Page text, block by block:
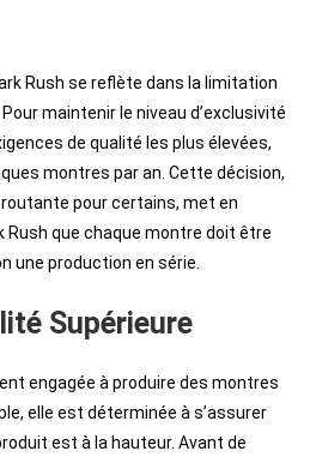
Rush se reflète dans la limitation
maintenir le niveau d’exclusivité
de qualité les plus élevées,
montres par an. Cette décision,
pour certains, met en
Rush que chaque montre doit être
une production en série.
Supérieure
engagée à produire des montres
elle est déterminée à s’assurer
est à la hauteur. Avant de